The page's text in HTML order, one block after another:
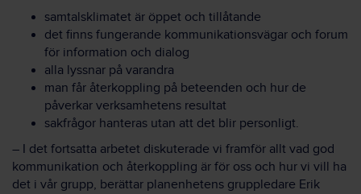
samtalsklimatet är öppet och tillåtande
det finns fungerande kommunikationsvägar och forum
för information och dialog
alla lyssnar på varandra
man får återkoppling på beteenden och hur de
påverkar verksamhetens resultat
sakfrågor hanteras utan att det blir personligt.
– I det fortsatta arbetet diskuterade vi framför allt vad god
kommunikation och återkoppling är för oss och hur vi vill ha
det i vår grupp, berättar planenhetens gruppledare Erik